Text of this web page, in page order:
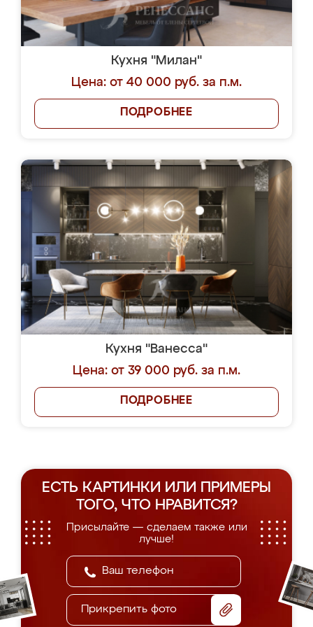
Кухня "Милан"
Цена: от 40 000 руб. за п.м.
ПОДРОБНЕЕ
Кухня "Ванесса"
Цена: от 39 000 руб. за п.м.
ПОДРОБНЕЕ
ЕСТЬ КАРТИНКИ ИЛИ ПРИМЕРЫ
ТОГО, ЧТО НРАВИТСЯ?
Присылайте — сделаем также или
лучше!
Прикрепить фото